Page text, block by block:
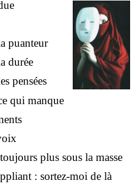
puanteur
durée
pensées
qui manque
plus sous la masse
: sortez-moi de là